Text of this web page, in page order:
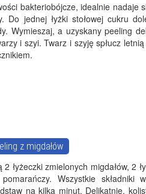
bakteriobójcze, idealnie nadaje
Do jednej łyżki stołowej cukru
Wymieszaj, a uzyskany peeling
i szyi. Twarz i szyję spłucz
z migdałów
łyżeczki zmielonych migdałów, 2
Wszystkie składniki
na kilka minut. Delikatnie,